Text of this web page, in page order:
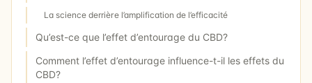
La science derrière l’amplification de l’efficacité
Qu’est-ce que l’effet d’entourage du CBD?
Comment l’effet d’entourage influence-t-il les effets du
CBD?